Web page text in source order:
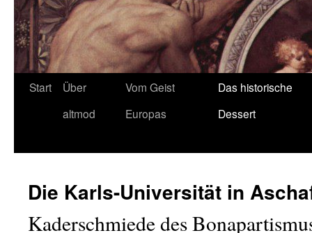
Start
Über
altmod
Vom Geist
Europas
Das historische
Dessert
Die Karls-Universität in
Kaderschmiede des